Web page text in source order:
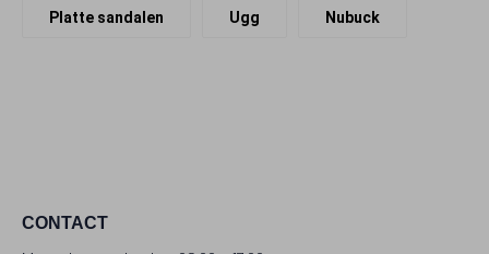
Platte sandalen Ugg Nubuck
CONTACT